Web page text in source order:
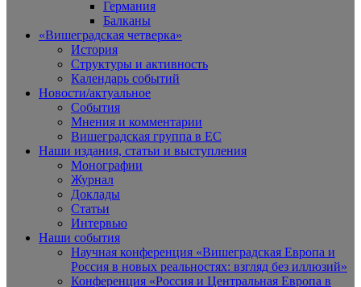
Германия
Балканы
«Вишеградская четверка»
История
Структуры и активность
Календарь событий
Новости/актуальное
События
Мнения и комментарии
Вишеградская группа в ЕС
Наши издания, статьи и выступления
Монографии
Журнал
Доклады
Статьи
Интервью
Наши события
Научная конференция «Вишеградская Европа и
Россия в новых реальностях: взгляд без иллюзий»
Конференция «Россия и Центральная Европа в